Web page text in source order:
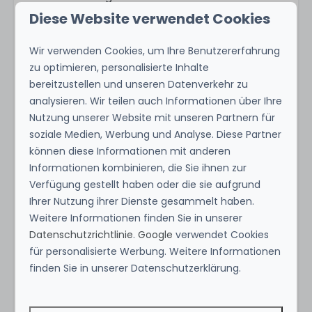
- Als internationaler Besucher müssen Sie die
7 Tagen vor der Abreise online ausfüllen. Die
digitale Einwanderungskarte ist für alle
ausländischen Besucher obligatorisch, um über
die Einwanderungsbehörde in Curaçao
zugelassen zu werden. Fordern Sie die Karte über
die website OFFICIAL Curacao Entry Portal an.
Ausstattung
Standort
Brakkeput Curaçao
Diese Website verwendet Cookies
Wir verwenden Cookies, um Ihre Benutzererfahrung
zu optimieren, personalisierte Inhalte
bereitzustellen und unseren Datenverkehr zu
analysieren. Wir teilen auch Informationen über Ihre
Nutzung unserer Website mit unseren Partnern für
soziale Medien, Werbung und Analyse. Diese Partner
können diese Informationen mit anderen
Informationen kombinieren, die Sie ihnen zur
Verfügung gestellt haben oder die sie aufgrund
Ihrer Nutzung ihrer Dienste gesammelt haben.
Weitere Informationen finden Sie in unserer
Datenschutzrichtlinie.Google verwendet Cookies
für personalisierte Werbung. Weitere Informationen
finden Sie in unserer Datenschutzerklärung.